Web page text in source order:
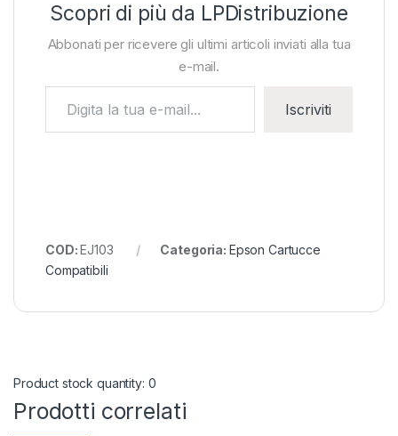
Scopri di più da LPDistribuzione
Abbonati per ricevere gli ultimi articoli inviati alla tua
e-mail.
Iscriviti
COD:EJ103 Categoria: Epson Cartucce
Compatibili
Product stock quantity: 0
Prodotti correlati